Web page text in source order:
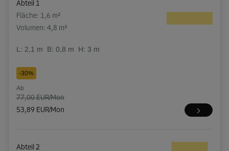
Abteil 1
Fläche: 1,6 m²
Volumen: 4,8 m³
L: 2,1 m B: 0,8 m H: 3 m
-30%
Ab
77,00 EUR/Mon
53,89 EUR/Mon
Abteil 2